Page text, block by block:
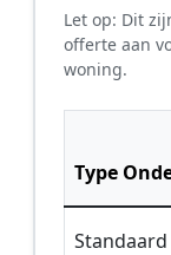
Let op: Dit
offerte aan
woning.
Type